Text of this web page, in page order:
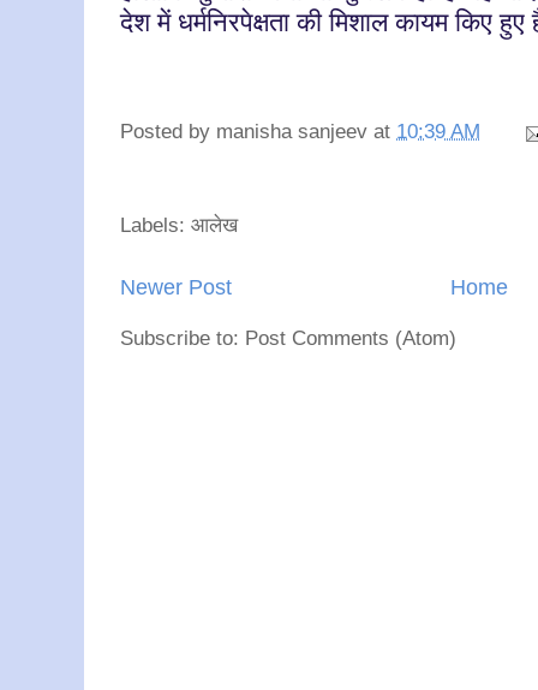
देश में धर्मनिरपेक्षता की मिशाल कायम किए
Posted by manisha sanjeev at 10:39 AM
Labels: आलेख
Newer Post Home
Subscribe to: Post Comments (Atom)